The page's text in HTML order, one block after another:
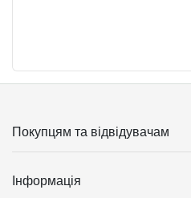
Покупцям та відвідувачам
Інформація